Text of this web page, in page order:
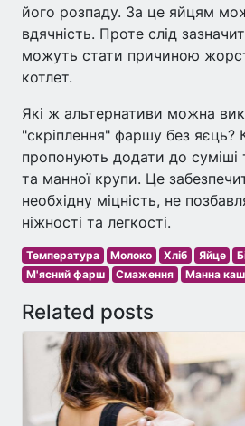
його розпаду. За це яйцям
вдячність. Проте слід
можуть стати причиною
котлет.
Які ж альтернативи можна
"скріплення" фаршу без яєць?
пропонують додати до суміші
та манної крупи. Це
необхідну міцність, не
ніжності та легкості.
Температура Молоко Хліб Яйце
М'ясний фарш
Смаження Манна
Related posts